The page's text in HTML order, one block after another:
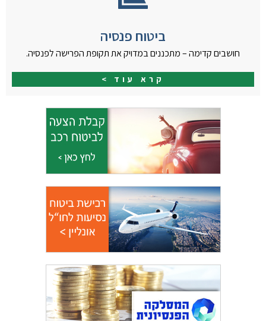
ביטוח פנסיה
חושבים קדימה – מתכננים במדויק את תקופת הפרישה לפנסיה.
קרא עוד >